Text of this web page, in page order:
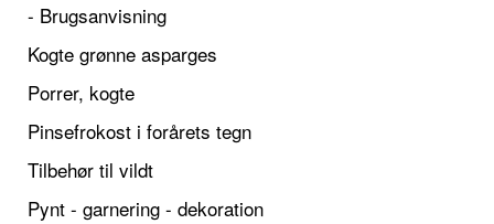
- Brugsanvisning
Kogte grønne asparges
Porrer, kogte
Pinsefrokost i forårets tegn
Tilbehør til vildt
Pynt - garnering - dekoration